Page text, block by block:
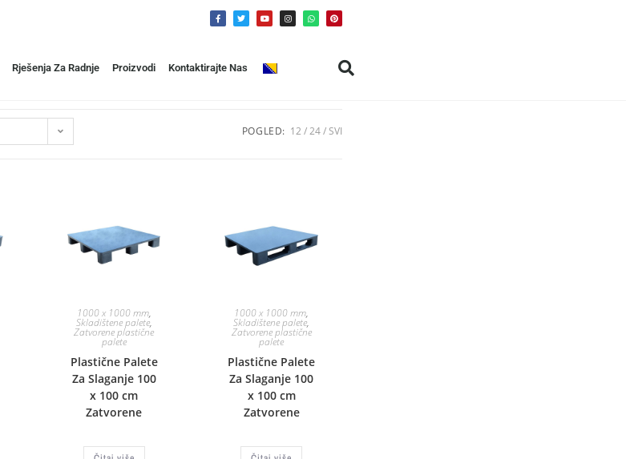
Rješenja Za Radnje Proizvodi Kontaktirajte Nas
POGLED: 12 24 SVI
1000 x 1000 mm,
Skladištene palete,
Zatvorene plastične
palete
Plastične Palete
Za Slaganje 100
x 100 cm
Zatvorene
1000 x 1000 mm,
Skladištene palete,
Zatvorene plastične
palete
Plastične Palete
Za Slaganje 100
x 100 cm
Zatvorene